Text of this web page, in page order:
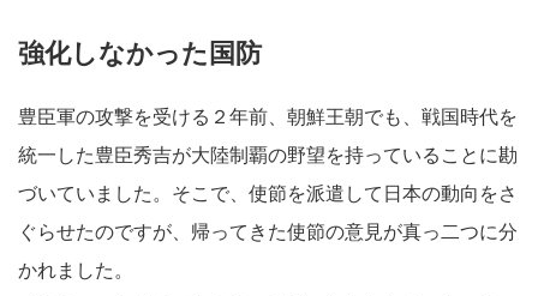
強化しなかった国防
豊臣軍の攻撃を受ける２年前、朝鮮王朝でも、戦国時代を
統一した豊臣秀吉が大陸制覇の野望を持っていることに勘
づいていました。そこで、使節を派遣して日本の動向をさ
ぐらせたのですが、帰ってきた使節の意見が真っ二つに分
かれました。